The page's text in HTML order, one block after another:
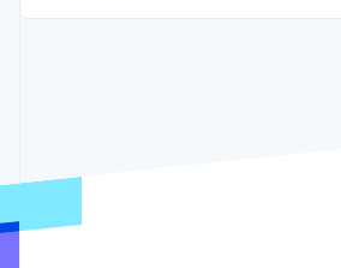
Verificación de identidad en línea